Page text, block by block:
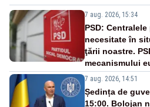
7 aug. 2026, 15:34
PSD:
necesitate în
ţării noastre.
mecanismului
7 aug. 2026, 14:51
Ședința de
15:00. Bolojan